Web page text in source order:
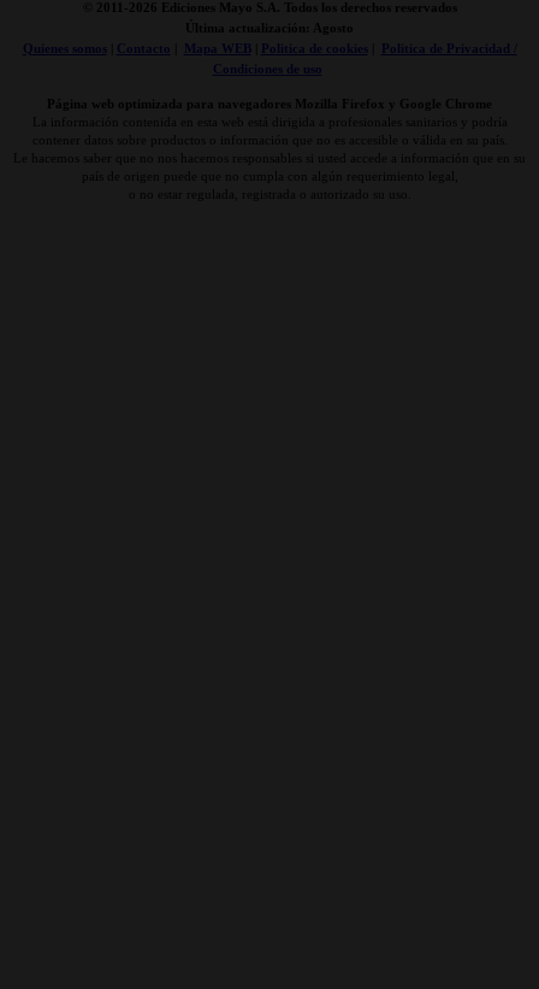
© 2011-2026 Ediciones Mayo S.A. Todos los derechos reservados
Última actualización: Agosto
Quienes somos| Contacto Mapa WEB| Politica de cookies|
Politica de Privacidad /
Condiciones de uso
Página web optimizada para navegadores Mozilla Firefox y Google Chrome
La información contenida en esta web está dirigida a profesionales sanitarios y podría
contener datos sobre productos o información que no es accesible o válida en su país.
Le hacemos saber que no nos hacemos responsables si usted accede a información que en su
país de origen puede que no cumpla con algún requerimiento legal,
o no estar regulada, registrada o autorizado su uso.